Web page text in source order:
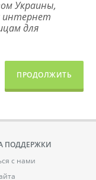
Украины,
интернет
для
ПРОДОЛЖИТЬ
ПОДДЕРЖКИ
с нами